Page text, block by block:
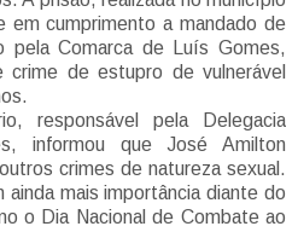
em cumprimento a mandado de
pela Comarca de Luís Gomes,
de estupro de vulnerável
responsável pela Delegacia
informou que José Amilton
crimes de natureza sexual.
ainda mais importância diante do
o Dia Nacional de Combate ao